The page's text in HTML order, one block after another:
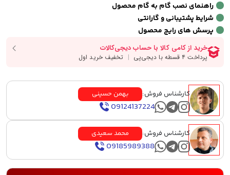
راهنمای نصب گام به گام محصول
شرایط پشتیبانی و گارانتی
پرسش های رایج محصول
کارشناس فروش: بهمن حسینی
09124137224
کارشناس فروش: محمد سعیدی
09185989388